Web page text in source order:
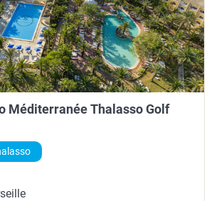
Méditerranée Thalasso Golf